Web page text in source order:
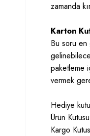
zamanda
Karton
Bu soru en
paketleme
vermek
Hediye
Ürün Kutusu
Kargo